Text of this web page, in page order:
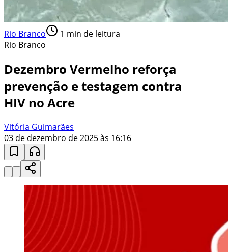
Rio Branco 1 min de leitura
Rio Branco
Dezembro Vermelho reforça
prevenção e testagem contra
HIV no Acre
Vitória Guimarães
03 de dezembro de 2025 às 16:16